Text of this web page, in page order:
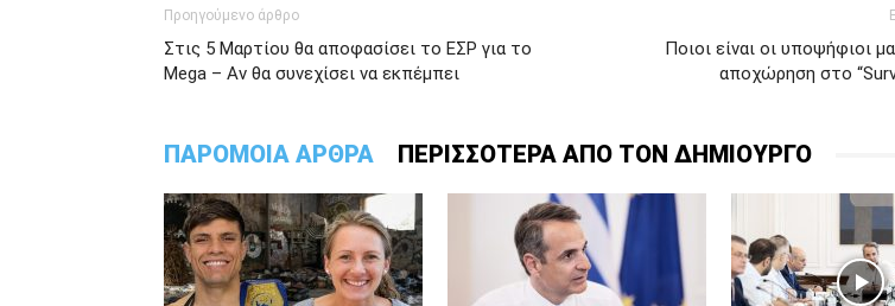
Προηγούμενο άρθρο
Στις 5 Μαρτίου θα αποφασίσει το ΕΣΡ για το
Μega – Αν θα συνεχίσει να εκπέμπει
Ποιοι είναι οι υποψήφιοι
αποχώρηση στο
ΠΑΡΟΜΟΙΑ ΑΡΘΡΑ ΠΕΡΙΣΣΟΤΕΡΑ ΑΠΟ ΤΟΝ ΔΗΜΙΟΥΡΓΟ